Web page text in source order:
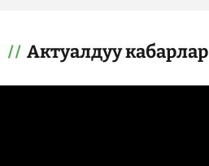
Актуалдуу кабарлар